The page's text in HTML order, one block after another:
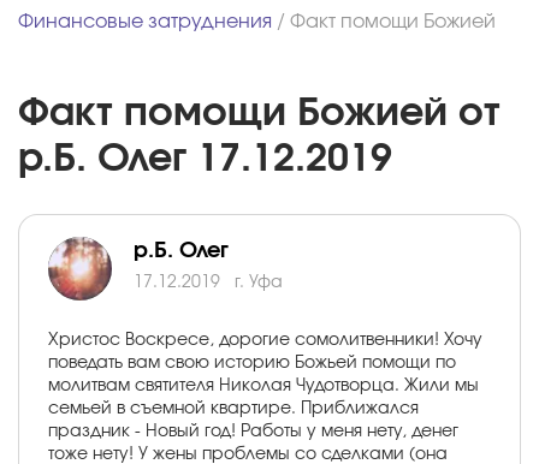
Финансовые затруднения / Факт помощи Божией
Факт помощи Божией от
р.Б. Олег 17.12.2019
р.Б. Олег
17.12.2019 г. Уфа
Христос Воскресе, дорогие сомолитвенники! Хочу
поведать вам свою историю Божьей помощи по
молитвам святителя Николая Чудотворца. Жили мы
семьей в съемной квартире. Приближался
праздник - Новый год! Работы у меня нету, денег
тоже нету! У жены проблемы со сделками (она